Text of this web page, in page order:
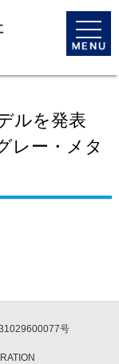
toggle
ルを発表
レー・メタ
号